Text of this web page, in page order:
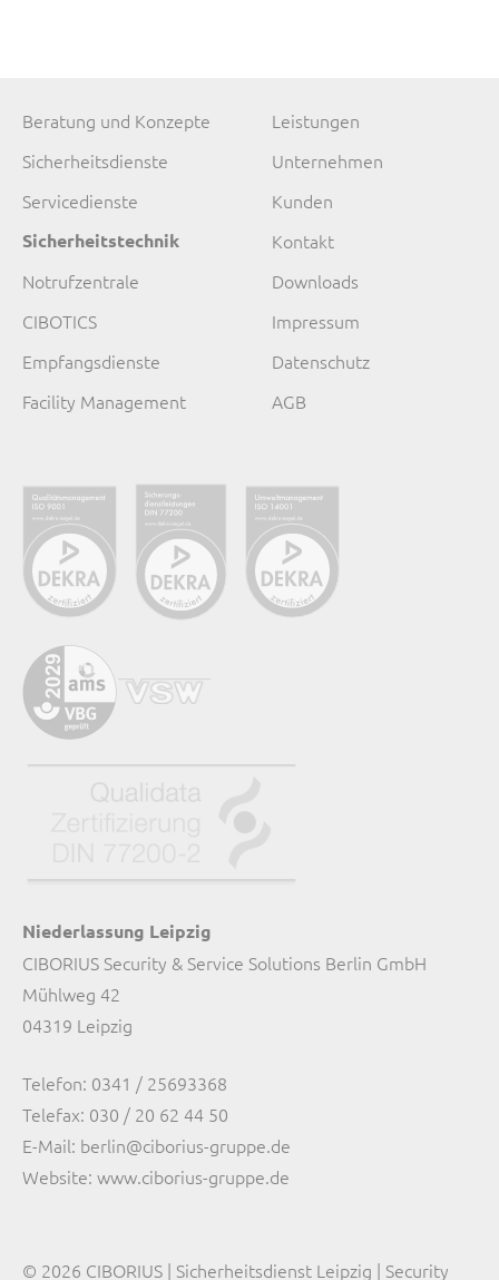
Navigation
überspringen
Beratung und Konzepte
Sicherheitsdienste
Servicedienste
Sicherheitstechnik
Notrufzentrale
CIBOTICS
Empfangsdienste
Facility Management
Navigation
überspringen
Leistungen
Unternehmen
Kunden
Kontakt
Downloads
Impressum
Datenschutz
AGB
Niederlassung Leipzig
CIBORIUS Security & Service Solutions Berlin GmbH
Mühlweg 42
04319 Leipzig
Telefon: 0341 / 25693368
Telefax: 030 / 20 62 44 50
E-Mail: berlin@ciborius-gruppe.de
Website: www.ciborius-gruppe.de
© 2026 CIBORIUS | Sicherheitsdienst Leipzig | Security